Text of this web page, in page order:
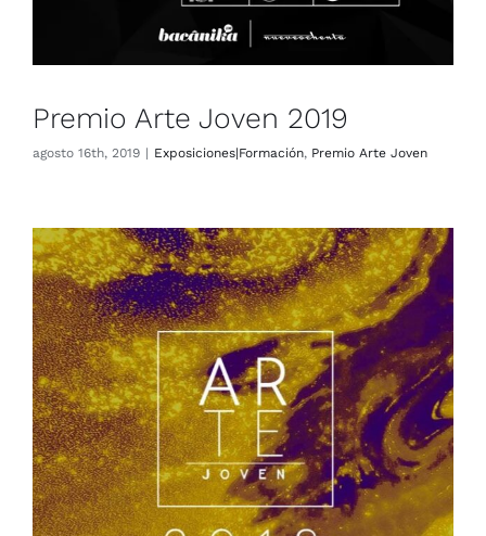
Premio Arte Joven 2019
agosto 16th, 2019 | Exposiciones|Formación, Premio Arte Joven
Premio Arte Joven 2018
Exposiciones|Formación Premio Arte Joven